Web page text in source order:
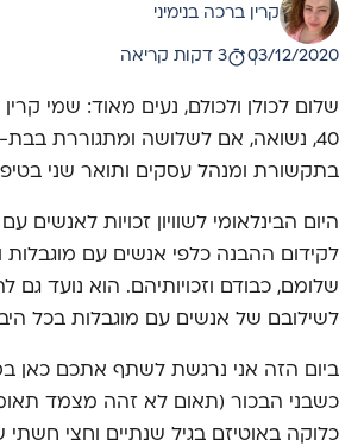
מאת: קרין ברכה בנימיני
תאריך פרסום:
03/12/2020 3 דקות קריאה
שלום לכולן ולכולם, נעים מאוד: שמי
40, נשואה, אם לשלושה ומתגוררת בבת-
בתקשורת ומנהל עסקים ותואר שני
היום הבינלאומי לשוויון זכויות לאנשים
לקידום ההבנה כלפי אנשים עם מוגבלות
שלומם, כבודם וזכויותיהם. הוא נועד גם
לשילובם של אנשים עם מוגבלות בכל
ביום הזה אני נרגשת לשתף אתכם כאן
כלוקה באוטיזם בגיל שנתיים וחצי חשתי